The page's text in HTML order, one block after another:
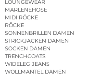
LOUNGEWEAR
MARLENEHOSE
MIDI RÖCKE
RÖCKE
SONNENBRILLEN DAMEN
STRICKJACKEN DAMEN
SOCKEN DAMEN
TRENCHCOATS
WIDELEG JEANS
WOLLMÄNTEL DAMEN